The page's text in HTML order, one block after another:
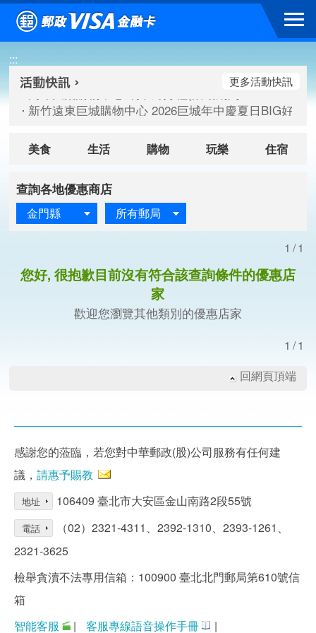
跳到主要內容區塊
:::
高雄大樂購物中心 刷卡郵好禮(活動期間：115/08/07-
臺北三創生活 有點東西第2波 刷卡郵好禮(活動期間：
高雄大樂購物中心 刷卡郵好禮(活動期間：115/08/07-
新竹遠東巨城購物中心 2026巨城年中慶夏日BIG好刷(
更多活動快訊
美食 生活 購物 玩樂 住宿
查詢各地優惠商店
金門縣 所有郵局
1/1
您好, 很抱歉目前沒有符合該查詢條件的優惠店
家
歡迎您瀏覽其他類別的優惠店家
1/1
回網頁頂端
感謝您的蒞臨，若您對中華郵政(股)公司服務有任何建
議， 請惠予賜教
地址 106409 臺北市大安區金山南路2段55號
電話
（02）2321-4311、2392-1310、2393-1261、
2321-3625
檢舉貪瀆不法專用信箱：100900 臺北北門郵局第610號信
箱
智能客服
| 客服專線語音操作手冊 |